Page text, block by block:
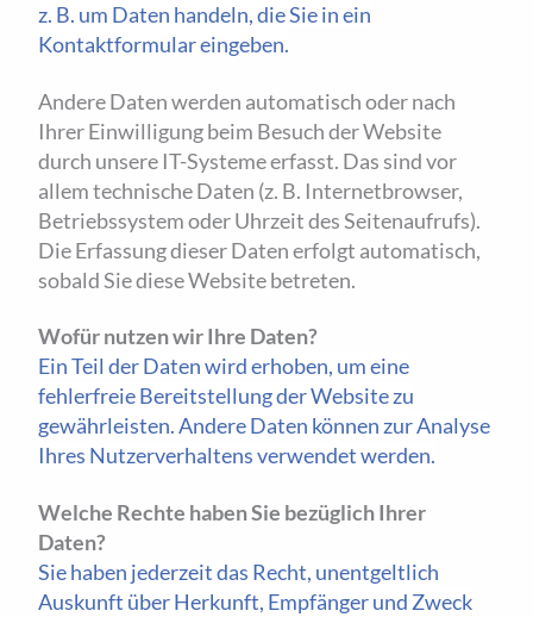
z. B. um Daten handeln, die Sie in ein
Kontaktformular eingeben.
Andere Daten werden automatisch oder nach
Ihrer Einwilligung beim Besuch der Website
durch unsere IT-Systeme erfasst. Das sind vor
allem technische Daten (z. B. Internetbrowser,
Betriebssystem oder Uhrzeit des Seitenaufrufs).
Die Erfassung dieser Daten erfolgt automatisch,
sobald Sie diese Website betreten.
Wofür nutzen wir Ihre Daten?
Ein Teil der Daten wird erhoben, um eine
fehlerfreie Bereitstellung der Website zu
gewährleisten. Andere Daten können zur Analyse
Ihres Nutzerverhaltens verwendet werden.
Welche Rechte haben Sie bezüglich Ihrer
Daten?
Sie haben jederzeit das Recht, unentgeltlich
Auskunft über Herkunft, Empfänger und Zweck